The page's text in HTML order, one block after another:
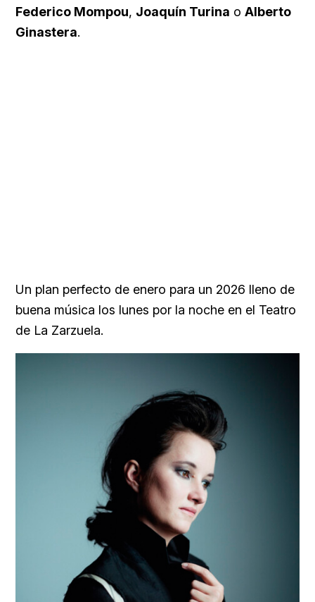
Federico Mompou, Joaquín Turina o Alberto
Ginastera.
Un plan perfecto de enero para un 2026 lleno de
buena música los lunes por la noche en el Teatro
de La Zarzuela.